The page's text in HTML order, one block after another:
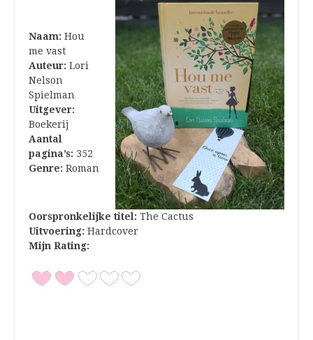
Naam: Hou
me vast
Auteur: Lori
Nelson
Spielman
Uitgever:
Boekerij
Aantal
pagina’s: 352
Genre: Roman
Oorspronkelijke titel: The Cactus
Uitvoering: Hardcover
Mijn Rating: